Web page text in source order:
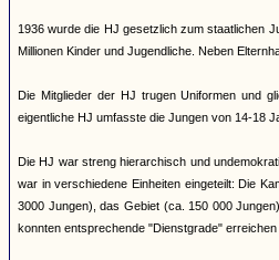
1936 wurde die HJ gesetzlich zum staatlichen
Millionen Kinder und Jugendliche. Neben
Die Mitglieder der HJ trugen Uniformen und
eigentliche HJ umfasste die Jungen von 14-18
Die HJ war streng hierarchisch und
war in verschiedene Einheiten eingeteilt: Die
3000 Jungen), das Gebiet (ca. 150 000
konnten entsprechende "Dienstgrade" erreichen